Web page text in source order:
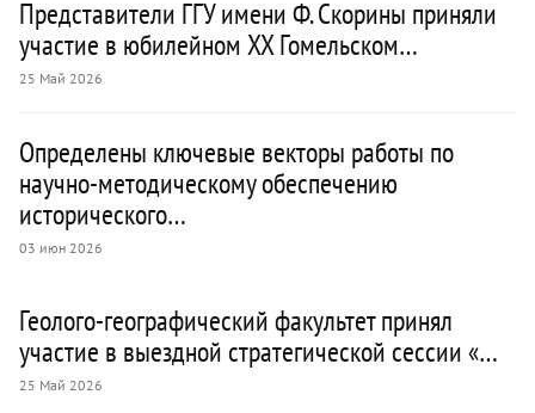
Определены ключевые векторы работы по
научно-методическому обеспечению
исторического…
03 июн 2026
Представители ГГУ имени Ф. Скорины приняли
участие в юбилейном XX Гомельском…
25 Май 2026
Геолого-географический факультет принял
участие в выездной стратегической сессии «…
25 Май 2026